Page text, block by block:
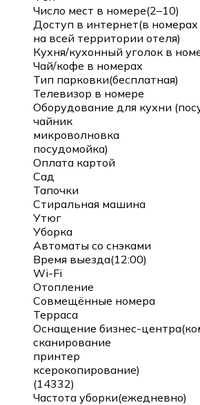
Число мест в номере(2–10)
Доступ в интернет(в номерах
на всей территории отеля)
Кухня/кухонный уголок в
Чай/кофе в номерах
Тип парковки(бесплатная)
Телевизор в номере
Оборудование для кухни
чайник
микроволновка
посудомойка)
Оплата картой
Сад
Тапочки
Стиральная машина
Утюг
Уборка
Автоматы со снэками
Время выезда(12:00)
Wi-Fi
Отопление
Совмещённые номера
Терраса
Оснащение бизнес-
сканирование
принтер
ксерокопирование)
(14332)
Частота уборки(ежедневно)